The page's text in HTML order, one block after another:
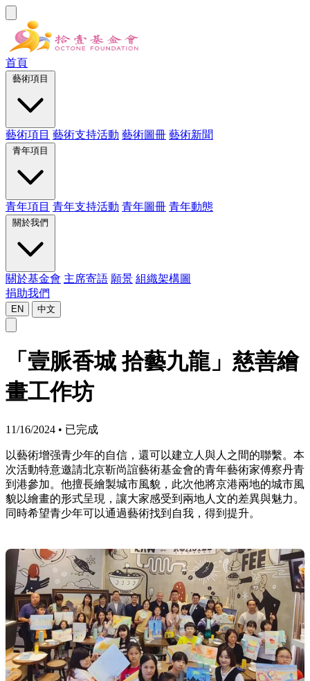
首頁
藝術項目 藝術支持活動 藝術圖冊 藝術新聞
青年項目 青年支持活動 青年圖冊 青年動態
關於基金會 主席寄語 願景 組織架構圖
捐助我們
EN 中文
「壹脈香城 拾藝九龍」慈善繪
畫工作坊
11/16/2024 • 已完成
以藝術增强青少年的自信，還可以建立人與人之間的聯繫。本
次活動特意邀請北京靳尚誼藝術基金會的青年藝術家傅察丹青
到港參加。他擅長繪製城市風貌，此次他將京港兩地的城市風
貌以繪畫的形式呈現，讓大家感受到兩地人文的差異與魅力。
同時希望青少年可以通過藝術找到自我，得到提升。